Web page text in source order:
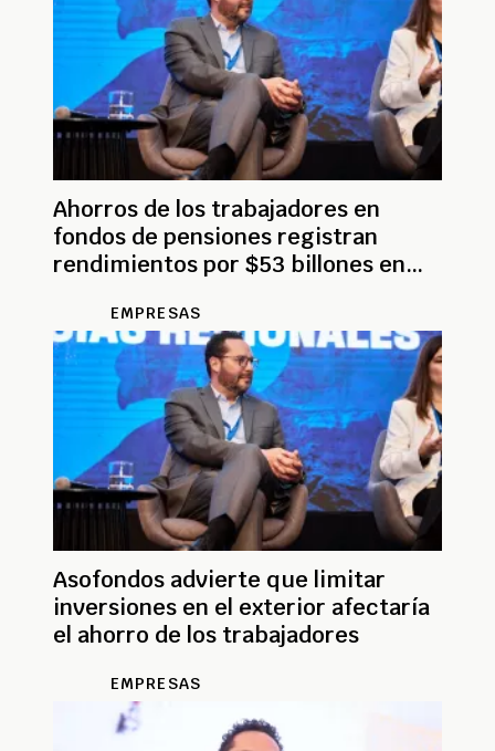
Ahorros de los trabajadores en
fondos de pensiones registran
rendimientos por $53 billones en
EMPRESAS
Asofondos advierte que limitar
inversiones en el exterior afectaría
el ahorro de los trabajadores
EMPRESAS